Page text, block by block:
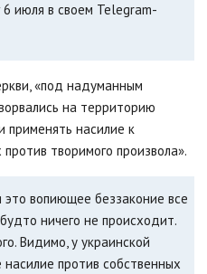
июля в своем Telegram-
«под надуманным
на территорию
применять насилие к
творимого произвола».
вопиющее беззаконие все
ничего не происходит.
Видимо, у украинской
против собственных